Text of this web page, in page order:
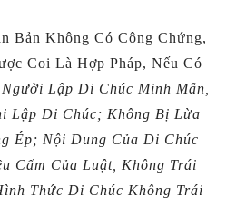
Bản Không Có Công Chứng,
Coi Là Hợp Pháp, Nếu Có
Người Lập Di Chúc Minh Mẫn,
Lập Di Chúc; Không Bị Lừa
Ép; Nội Dung Của Di Chúc
Cấm Của Luật, Không Trái
Thức Di Chúc Không Trái